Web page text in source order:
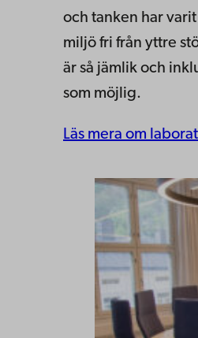
och tanken har
miljö fri från yttre
är så jämlik och
som möjlig.
Läs mera om